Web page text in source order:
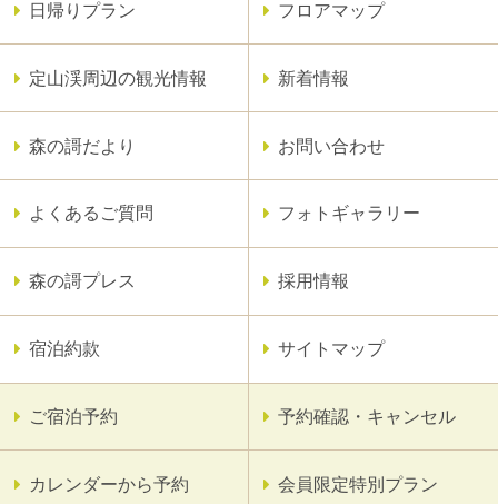
日帰りプラン フロアマップ
定山渓周辺の観光情報 新着情報
森の謌だより お問い合わせ
よくあるご質問 フォトギャラリー
森の謌プレス 採用情報
宿泊約款 サイトマップ
ご宿泊予約 予約確認・キャンセル
カレンダーから予約 会員限定特別プラン